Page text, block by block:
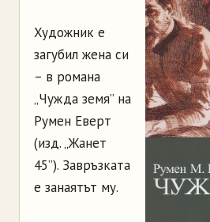
Художник е
загубил жена си
– в романа
„Чужда земя” на
Румен Еверт
(изд. „Жанет
45”). Завръзката
е занаятът му.